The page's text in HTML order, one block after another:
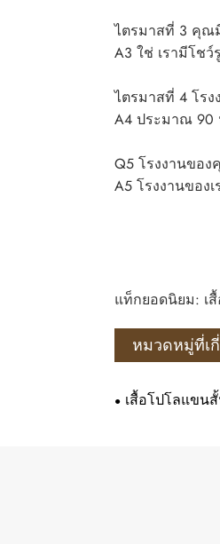
ไตรมาสที่ 3 คุณ
A3 ใช่ เรามีโช
ไตรมาสที่ 4 โร
A4 ประมาณ 90
Q5 โรงงานขอ
A5 โรงงานของเ
แท็กยอดนิยม: เ
หมวดหมู่ที่เ
เสื้อโปโลแขน